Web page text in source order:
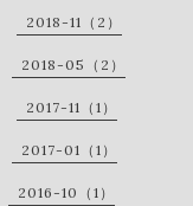
2018-11（2）
2018-05（2）
2017-11（1）
2017-01（1）
2016-10（1）